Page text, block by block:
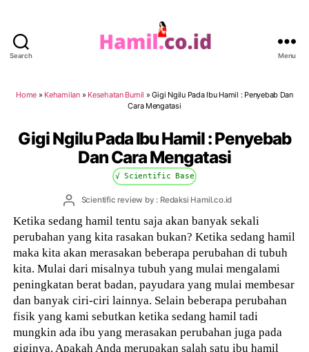
Search Menu
Home » Kehamilan» Kesehatan Bumil »Gigi Ngilu Pada Ibu Hamil : Penyebab Dan
Cara Mengatasi
Gigi Ngilu Pada Ibu Hamil : Penyebab
Dan Cara Mengatasi
√ Scientific Base
PostScientific review by : Redaksi Hamil.co.id
Ketika sedang hamil tentu saja akan banyak sekali
perubahan yang kita rasakan bukan? Ketika sedang hamil
maka kita akan merasakan beberapa perubahan di tubuh
kita. Mulai dari misalnya tubuh yang mulai mengalami
peningkatan berat badan, payudara yang mulai membesar
dan banyak ciri-ciri lainnya. Selain beberapa perubahan
fisik yang kami sebutkan ketika sedang hamil tadi
mungkin ada ibu yang merasakan perubahan juga pada
giginya. Apakah Anda merupakan salah satu ibu hamil